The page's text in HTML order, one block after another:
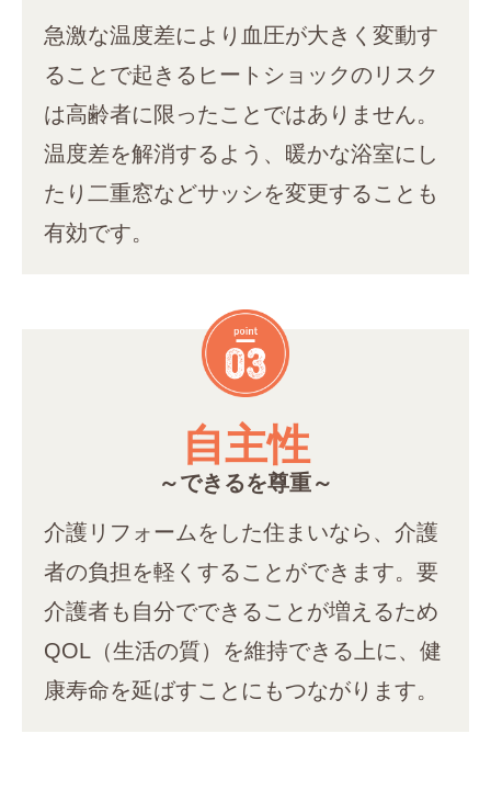
急激な温度差により血圧が大きく変動す
ることで起きるヒートショックのリスク
は高齢者に限ったことではありません。
温度差を解消するよう、暖かな浴室にし
たり二重窓などサッシを変更することも
有効です。
自主性
～できるを尊重～
介護リフォームをした住まいなら、介護
者の負担を軽くすることができます。要
介護者も自分でできることが増えるため
QOL（生活の質）を維持できる上に、健
康寿命を延ばすことにもつながります。